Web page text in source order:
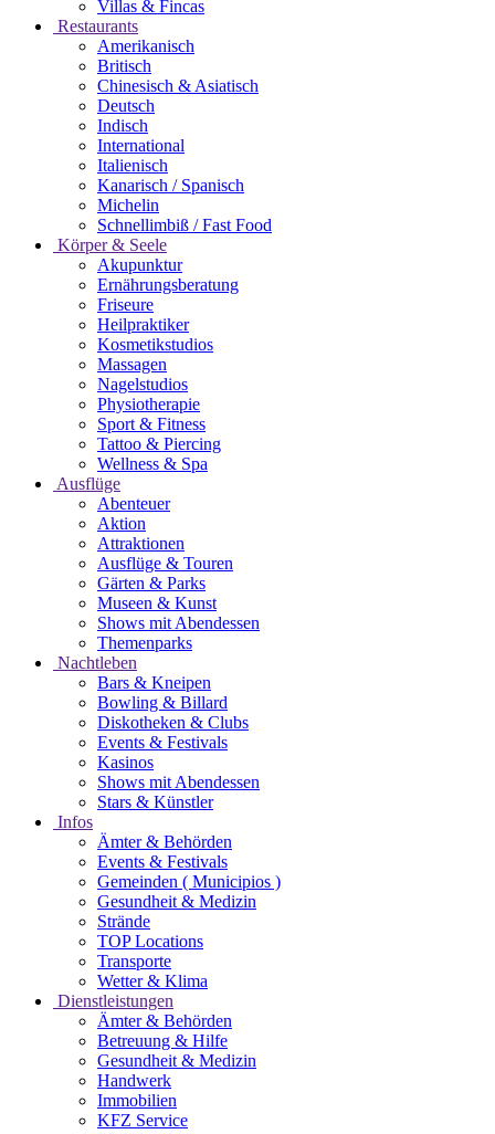
Villas & Fincas
Restaurants
Amerikanisch
Britisch
Chinesisch & Asiatisch
Deutsch
Indisch
International
Italienisch
Kanarisch / Spanisch
Michelin
Schnellimbiß / Fast Food
Körper & Seele
Akupunktur
Ernährungsberatung
Friseure
Heilpraktiker
Kosmetikstudios
Massagen
Nagelstudios
Physiotherapie
Sport & Fitness
Tattoo & Piercing
Wellness & Spa
Ausflüge
Abenteuer
Aktion
Attraktionen
Ausflüge & Touren
Gärten & Parks
Museen & Kunst
Shows mit Abendessen
Themenparks
Nachtleben
Bars & Kneipen
Bowling & Billard
Diskotheken & Clubs
Events & Festivals
Kasinos
Shows mit Abendessen
Stars & Künstler
Infos
Ämter & Behörden
Events & Festivals
Gemeinden ( Municipios )
Gesundheit & Medizin
Strände
TOP Locations
Transporte
Wetter & Klima
Dienstleistungen
Ämter & Behörden
Betreuung & Hilfe
Gesundheit & Medizin
Handwerk
Immobilien
KFZ Service